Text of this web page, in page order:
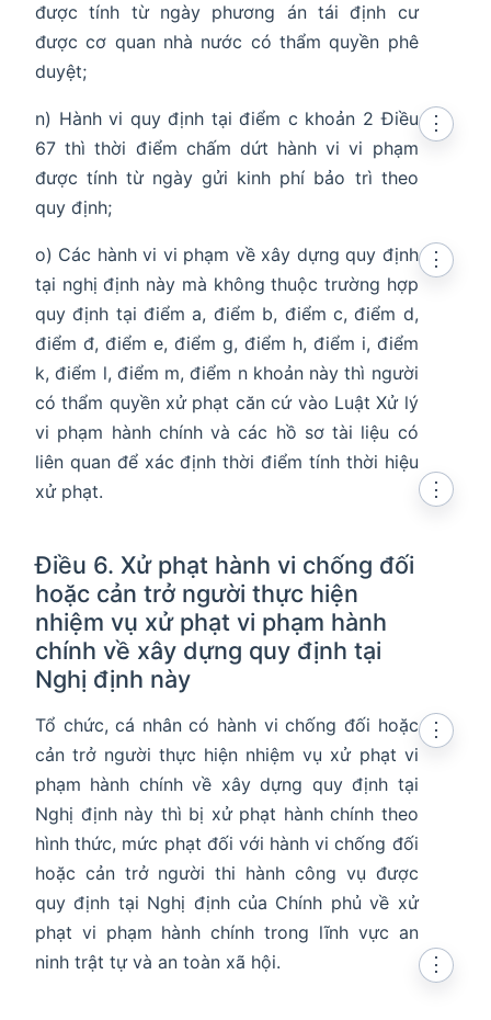
in new window
in new window
được tính từ ngày phương án tái định cư
được cơ quan nhà nước có thẩm quyền phê
duyệt;
n) Hành vi quy định tại điểm c khoản 2 Điều
67 thì thời điểm chấm dứt hành vi vi phạm
được tính từ ngày gửi kinh phí bảo trì theo
quy định;
⋮
o) Các hành vi vi phạm về xây dựng quy định
tại nghị định này mà không thuộc trường hợp
quy định tại điểm a, điểm b, điểm c, điểm d,
điểm đ, điểm e, điểm g, điểm h, điểm i, điểm
k, điểm l, điểm m, điểm n khoản này thì người
có thẩm quyền xử phạt căn cứ vào Luật Xử lý
vi phạm hành chính và các hồ sơ tài liệu có
liên quan để xác định thời điểm tính thời hiệu
xử phạt.
⋮
Điều 6. Xử phạt hành vi chống đối
hoặc cản trở người thực hiện
nhiệm vụ xử phạt vi phạm hành
chính về xây dựng quy định tại
Nghị định này
⋮
Tổ chức, cá nhân có hành vi chống đối hoặc
cản trở người thực hiện nhiệm vụ xử phạt vi
phạm hành chính về xây dựng quy định tại
Nghị định này thì bị xử phạt hành chính theo
hình thức, mức phạt đối với hành vi chống đối
hoặc cản trở người thi hành công vụ được
quy định tại Nghị định của Chính phủ về xử
phạt vi phạm hành chính trong lĩnh vực an
ninh trật tự và an toàn xã hội.
⋮
⋮